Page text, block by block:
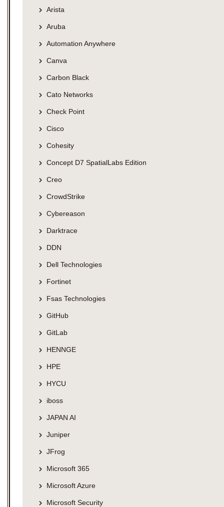
Arista
Aruba
Automation Anywhere
Canva
Carbon Black
Cato Networks
Check Point
Cisco
Cohesity
Concept D7 SpatialLabs Edition
Creo
CrowdStrike
Cybereason
Darktrace
DDN
Dell Technologies
Fortinet
Fsas Technologies
GitHub
GitLab
HENNGE
HPE
HYCU
iboss
JAPAN AI
Juniper
JFrog
Microsoft 365
Microsoft Azure
Microsoft Security